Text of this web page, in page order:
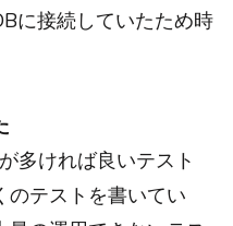
に接続していたため時
多ければ良いテスト
のテストを書いてい